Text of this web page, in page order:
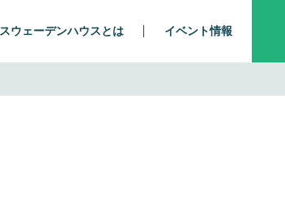
スウェーデンハウスとは イベント情報